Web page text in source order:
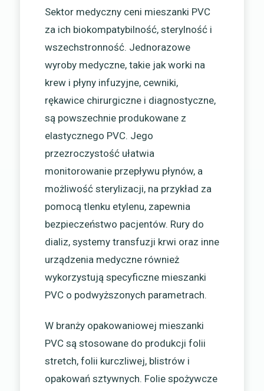
Sektor medyczny ceni mieszanki PVC
za ich biokompatybilność, sterylność i
wszechstronność. Jednorazowe
wyroby medyczne, takie jak worki na
krew i płyny infuzyjne, cewniki,
rękawice chirurgiczne i diagnostyczne,
są powszechnie produkowane z
elastycznego PVC. Jego
przezroczystość ułatwia
monitorowanie przepływu płynów, a
możliwość sterylizacji, na przykład za
pomocą tlenku etylenu, zapewnia
bezpieczeństwo pacjentów. Rury do
dializ, systemy transfuzji krwi oraz inne
urządzenia medyczne również
wykorzystują specyficzne mieszanki
PVC o podwyższonych parametrach.
W branży opakowaniowej mieszanki
PVC są stosowane do produkcji folii
stretch, folii kurczliwej, blistrów i
opakowań sztywnych. Folie spożywcze